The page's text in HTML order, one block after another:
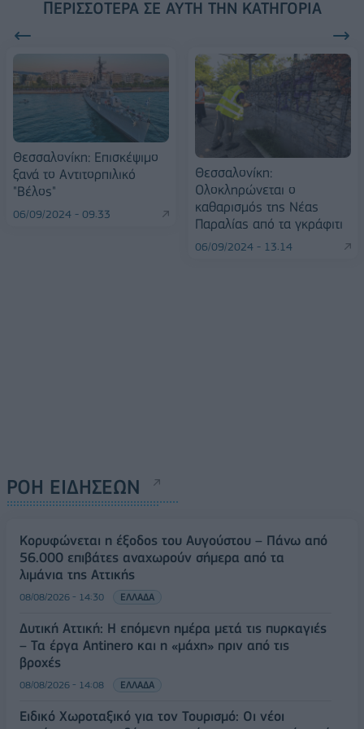
ΠΕΡΙΣΣΌΤΕΡΑ ΣΕ ΑΥΤΉ ΤΗΝ ΚΑΤΗΓΟΡΊΑ
Θεσσαλονίκη: Επισκέψιμο
ξανά το Αντιτορπιλικό
"Βέλος"
06/09/2024 - 09:33
Θεσσαλονίκη:
Ολοκληρώνεται ο
καθαρισμός της Νέας
Παραλίας από τα γκράφιτι
06/09/2024 - 13:14
ΡΟΗ ΕΙΔΗΣΕΩΝ
Κορυφώνεται η έξοδος του Αυγούστου – Πάνω από
56.000 επιβάτες αναχωρούν σήμερα από τα
λιμάνια της Αττικής
08/08/2026 - 14:30 ΕΛΛΑΔΑ
Δυτική Αττική: Η επόμενη ημέρα μετά τις πυρκαγιές
– Τα έργα Antinero και η «μάχη» πριν από τις
βροχές
08/08/2026 - 14:08 ΕΛΛΑΔΑ
Ειδικό Χωροταξικό για τον Τουρισμό: Οι νέοι